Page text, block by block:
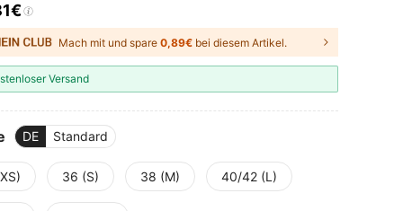
AND AVAILABILITY
Mach mit und spare 0,89€ bei diesem Artikel.
Versand
DE Standard
36 (S) 38 (M) 40/42 (L)